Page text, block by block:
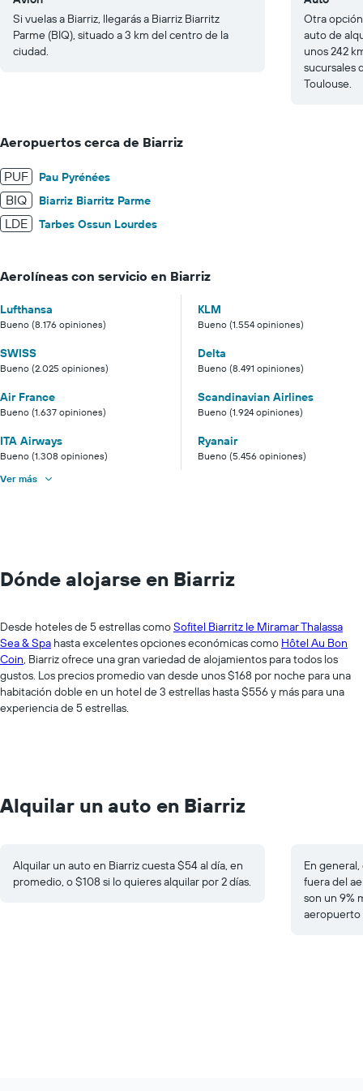
Si vuelas a Biarriz, llegarás a Biarriz Biarritz
Parme (BIQ), situado a 3 km del centro de la
ciudad.
Otra
auto de
unos 242
sucursales
Toulouse.
Aeropuertos cerca de Biarriz
PUF Pau Pyrénées
BIQ Biarriz Biarritz Parme
LDE Tarbes Ossun Lourdes
Aerolíneas con servicio en Biarriz
Lufthansa
Bueno (8.176 opiniones)
KLM
Bueno (1.554 opiniones)
SWISS
Bueno (2.025 opiniones)
Delta
Bueno (8.491 opiniones)
Air France
Bueno (1.637 opiniones)
Scandinavian Airlines
Bueno (1.924 opiniones)
ITA Airways
Bueno (1.308 opiniones)
Ryanair
Bueno (5.456 opiniones)
Ver más
Dónde alojarse en Biarriz
Desde hoteles de 5 estrellas comoSofitel Biarritz le Miramar Thalassa
Sea & Spa hasta excelentes opciones económicas como Hôtel Au Bon
Coin, Biarriz ofrece una gran variedad de alojamientos para todos los
gustos. Los precios promedio van desde unos $168 por noche para una
habitación doble en un hotel de 3 estrellas hasta $556 y más para una
experiencia de 5 estrellas.
Alquilar un auto en Biarriz
Alquilar un auto en Biarriz cuesta $54 al día, en
promedio, o $108 si lo quieres alquilar por 2 días.
En
fuera del
son un 9%
aeropuerto